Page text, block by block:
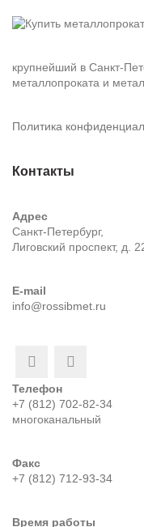
крупнейший в Санкт-
металлопроката и
Политика
Контакты
Адрес
Санкт-Петербург,
Лиговский проспект, д.
E-mail
info@rossibmet.ru
Телефон
+7 (812) 702-82-34
многоканальный
Факс
+7 (812) 712-93-34
Время работы